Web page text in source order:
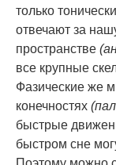
только
отвечают за
пространстве
все крупные
Фазические же
конечностях
быстрые
быстром сне